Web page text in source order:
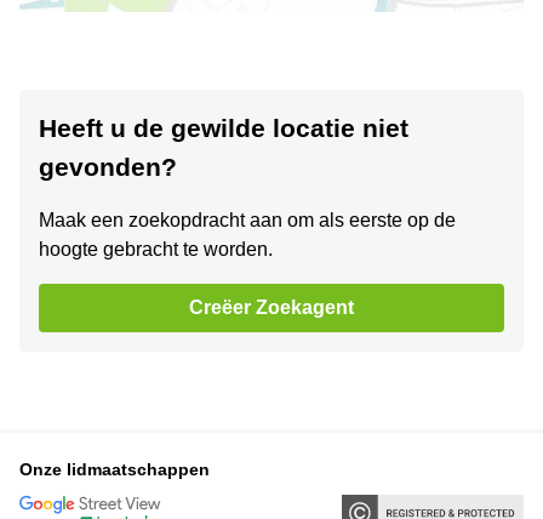
Heeft u de gewilde locatie niet
gevonden?
Maak een zoekopdracht aan om als eerste op de
hoogte gebracht te worden.
Creëer Zoekagent
Onze lidmaatschappen